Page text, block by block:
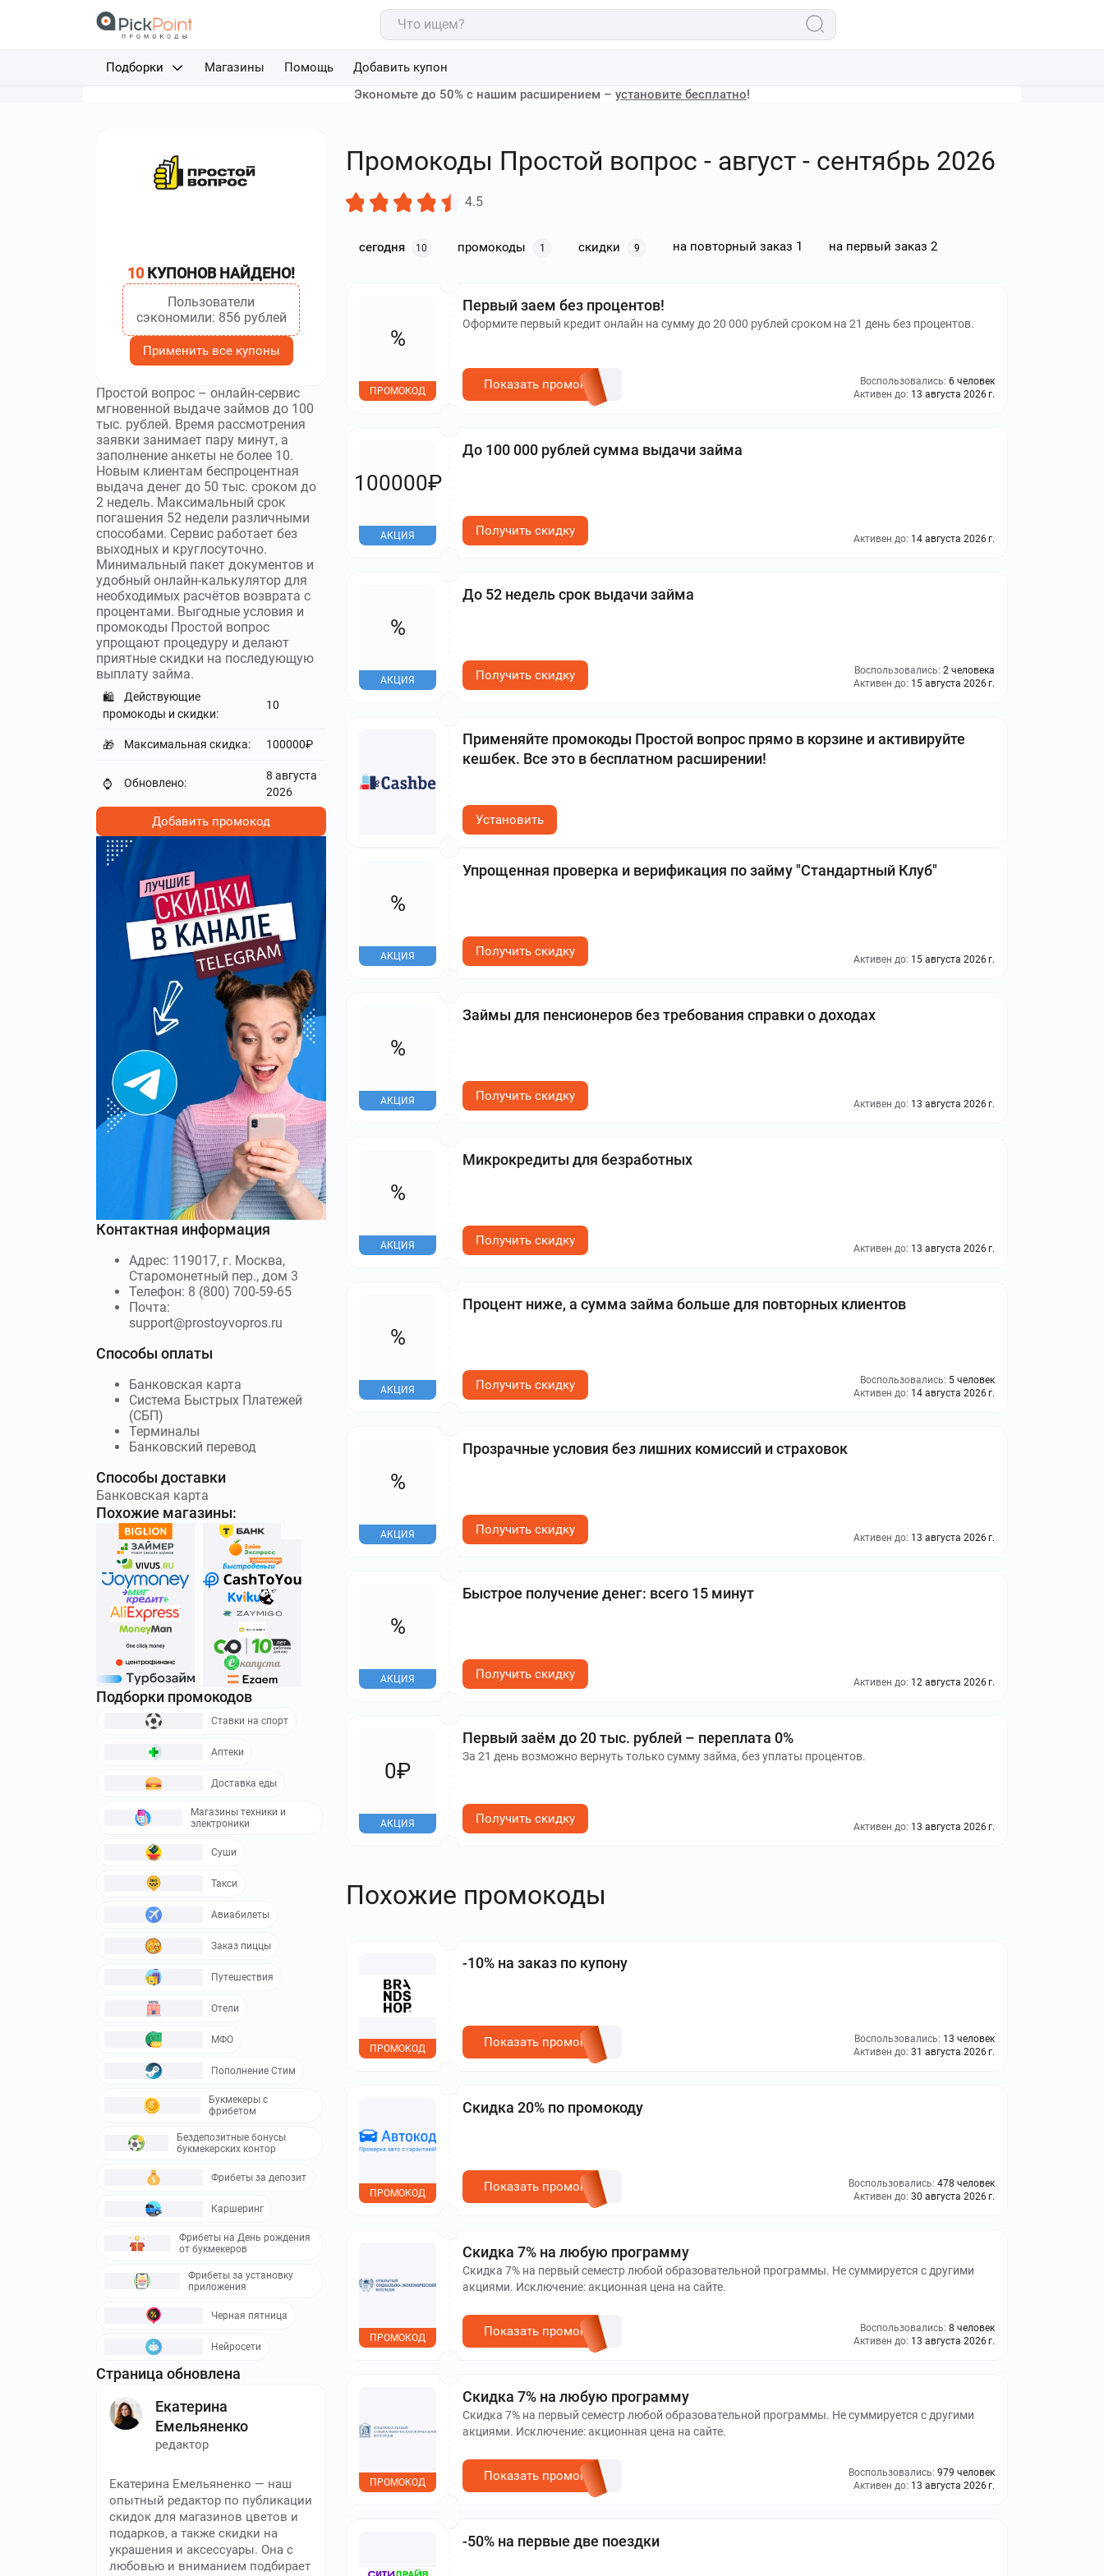
Подборки
Путешествия
Каршеринг
Магазины Помощь
Добавить купон
Экономьте до 50% с нашим расширением – установите бесплатно!
Промокоды Простой вопрос - август - сентябрь 2026
4.5
сегодня 10 промокоды 1 скидки 9 на повторный заказ 1 на первый заказ 2
Первый заем без процентов!
Оформите первый кредит онлайн на сумму до 20 000 рублей сроком на 21 день без процентов.
%
ПРОМОКОД
Воспользовались: 6 человек
Активен до: 13 августа 2026 г.
Показать промокод
До 100 000 рублей сумма выдачи займа
100000₽
АКЦИЯ Активен до: 14 августа 2026 г.
Получить скидку
До 52 недель срок выдачи займа
%
АКЦИЯ
Воспользовались: 2 человека
Активен до: 15 августа 2026 г.
Получить скидку
Применяйте промокоды Простой вопрос прямо в корзине и активируйте
кешбек. Все это в бесплатном расширении!
Установить
Упрощенная проверка и верификация по займу "Стандартный Клуб"
%
АКЦИЯ Активен до: 15 августа 2026 г.
Получить скидку
Займы для пенсионеров без требования справки о доходах
%
АКЦИЯ Активен до: 13 августа 2026 г.
Получить скидку
Микрокредиты для безработных
%
АКЦИЯ Активен до: 13 августа 2026 г.
Получить скидку
Процент ниже, а сумма займа больше для повторных клиентов
%
АКЦИЯ
Воспользовались: 5 человек
Активен до: 14 августа 2026 г.
Получить скидку
Прозрачные условия без лишних комиссий и страховок
%
АКЦИЯ Активен до: 13 августа 2026 г.
Получить скидку
Быстрое получение денег: всего 15 минут
%
АКЦИЯ Активен до: 12 августа 2026 г.
Получить скидку
Первый заём до 20 тыс. рублей – переплата 0%
За 21 день возможно вернуть только сумму займа, без уплаты процентов.
0₽
АКЦИЯ Активен до: 13 августа 2026 г.
Получить скидку
Похожие промокоды
-10% на заказ по купону
ПРОМОКОД
Воспользовались: 13 человек
Активен до: 31 августа 2026 г.
Показать промокод
Скидка 20% по промокоду
ПРОМОКОД
Воспользовались: 478 человек
Активен до: 30 августа 2026 г.
Показать промокод
Скидка 7% на любую программу
Скидка 7% на первый семестр любой образовательной программы. Не суммируется с другими
акциями. Исключение: акционная цена на сайте.
ПРОМОКОД
Воспользовались: 8 человек
Активен до: 13 августа 2026 г.
Показать промокод
Скидка 7% на любую программу
Скидка 7% на первый семестр любой образовательной программы. Не суммируется с другими
акциями. Исключение: акционная цена на сайте.
ПРОМОКОД
Воспользовались: 979 человек
Активен до: 13 августа 2026 г.
Показать промокод
-50% на первые две поездки
10 КУПОНОВ НАЙДЕНО!
Пользователи
сэкономили: 856 рублей
Применить все купоны
Простой вопрос – онлайн-сервис
мгновенной выдаче займов до 100
тыс. рублей. Время рассмотрения
заявки занимает пару минут, а
заполнение анкеты не более 10.
Новым клиентам беспроцентная
выдача денег до 50 тыс. сроком до
2 недель. Максимальный срок
погашения 52 недели различными
способами. Сервис работает без
выходных и круглосуточно.
Минимальный пакет документов и
удобный онлайн-калькулятор для
необходимых расчётов возврата с
процентами. Выгодные условия и
промокоды Простой вопрос
упрощают процедуру и делают
приятные скидки на последующую
выплату займа.
🛍️
Действующие
промокоды и скидки:
10
🎁 Максимальная скидка: 100000₽
⌚ Обновлено:
8 августа
2026
Добавить промокод
Контактная информация
Адрес: 119017, г. Москва,
Старомонетный пер., дом 3
Телефон: 8 (800) 700-59-65
Почта:
support@prostoyvopros.ru
Способы оплаты
Банковская карта
Система Быстрых Платежей
(СБП)
Терминалы
Банковский перевод
Способы доставки
Банковская карта
Похожие магазины:
Подборки промокодов
Ставки на спорт
Аптеки
Доставка еды
Магазины техники и
электроники
Суши
Такси
Авиабилеты
Заказ пиццы
Путешествия
Отели
МФО
Пополнение Стим
Букмекеры с
фрибетом
Бездепозитные бонусы
букмекерских контор
Фрибеты за депозит
Каршеринг
Фрибеты на День рождения
от букмекеров
Фрибеты за установку
приложения
Черная пятница
Нейросети
Страница обновлена
Екатерина
Емельяненко
редактор
Екатерина Емельяненко — наш
опытный редактор по публикации
скидок для магазинов цветов и
подарков, а также скидки на
украшения и аксессуары. Она с
любовью и вниманием подбирает